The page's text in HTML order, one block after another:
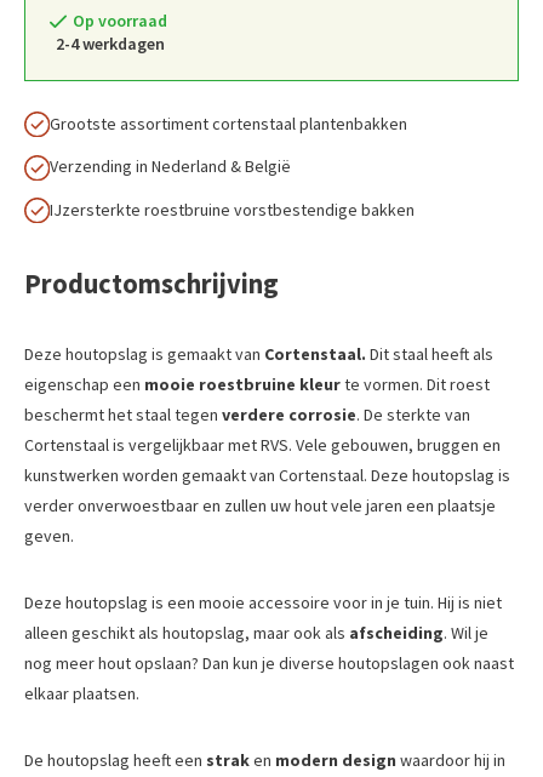
Op voorraad
2-4 werkdagen
Grootste assortiment cortenstaal plantenbakken
Verzending in Nederland & België
IJzersterkte roestbruine vorstbestendige bakken
Productomschrijving
Deze houtopslag is gemaakt van Cortenstaal. Dit staal heeft als
eigenschap een mooie roestbruine kleurte vormen. Dit roest
beschermt het staal tegen verdere corrosie. De sterkte van
Cortenstaal is vergelijkbaar met RVS. Vele gebouwen, bruggen en
kunstwerken worden gemaakt van Cortenstaal. Deze houtopslag is
verder onverwoestbaar en zullen uw hout vele jaren een plaatsje
geven.
Deze houtopslag is een mooie accessoire voor in je tuin. Hij is niet
alleen geschikt als houtopslag, maar ook als afscheiding. Wil je
nog meer hout opslaan? Dan kun je diverse houtopslagen ook naast
elkaar plaatsen.
De houtopslag heeft een straken modern design waardoor hij in